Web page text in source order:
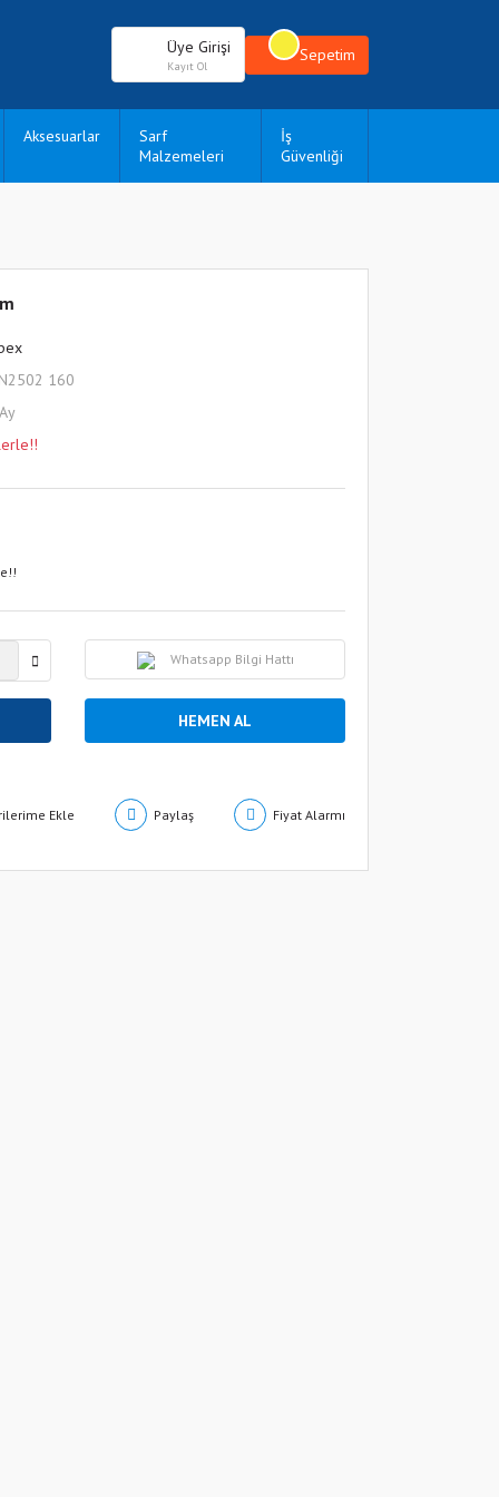
Üye Girişi
Kayıt Ol
Sepetim
Aksesuarlar
Sarf
Malzemeleri
İş
Güvenliği
160
Whatsapp Bilgi Hattı
HEMEN AL
Paylaş Fiyat Alarmı